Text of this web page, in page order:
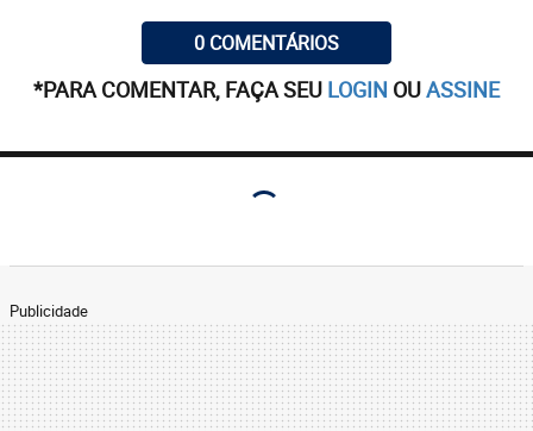
0 COMENTÁRIOS
*PARA COMENTAR, FAÇA SEU LOGIN OUASSINE
Publicidade